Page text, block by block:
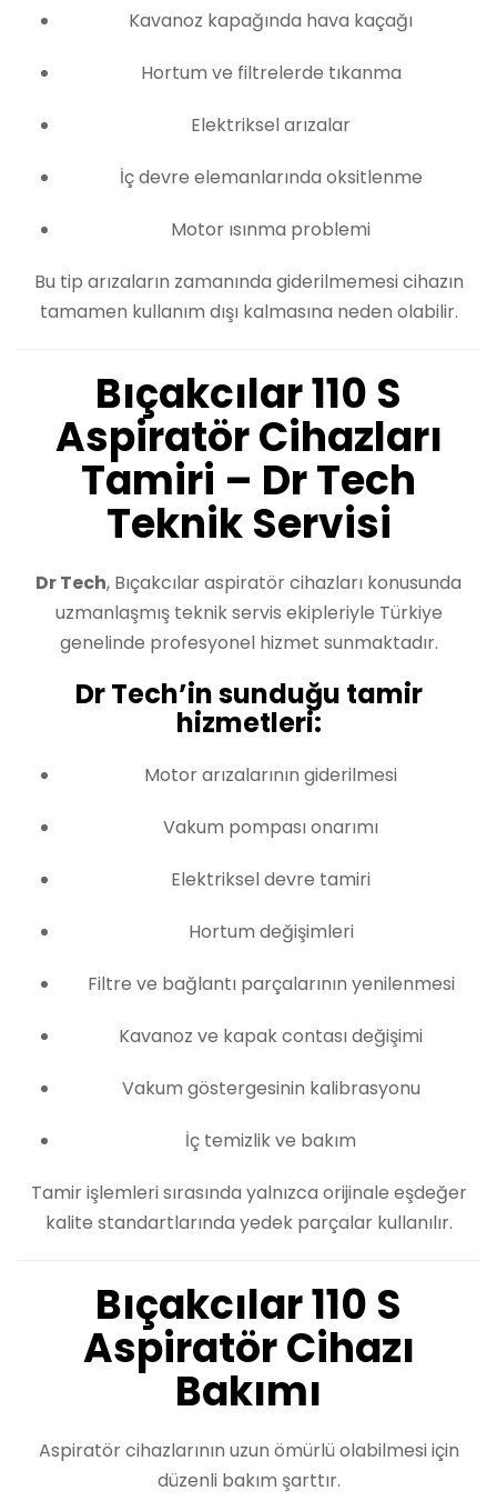
Kavanoz kapağında hava kaçağı
Hortum ve filtrelerde tıkanma
Elektriksel arızalar
İç devre elemanlarında oksitlenme
Motor ısınma problemi
Bu tip arızaların zamanında giderilmemesi cihazın
tamamen kullanım dışı kalmasına neden olabilir.
Bıçakcılar 110 S
Aspiratör Cihazları
Tamiri – Dr Tech
Teknik Servisi
Dr Tech, Bıçakcılar aspiratör cihazları konusunda
uzmanlaşmış teknik servis ekipleriyle Türkiye
genelinde profesyonel hizmet sunmaktadır.
Dr Tech’in sunduğu tamir
hizmetleri:
Motor arızalarının giderilmesi
Vakum pompası onarımı
Elektriksel devre tamiri
Hortum değişimleri
Filtre ve bağlantı parçalarının yenilenmesi
Kavanoz ve kapak contası değişimi
Vakum göstergesinin kalibrasyonu
İç temizlik ve bakım
Tamir işlemleri sırasında yalnızca orijinale eşdeğer
kalite standartlarında yedek parçalar kullanılır.
Bıçakcılar 110 S
Aspiratör Cihazı
Bakımı
Aspiratör cihazlarının uzun ömürlü olabilmesi için
düzenli bakım şarttır.